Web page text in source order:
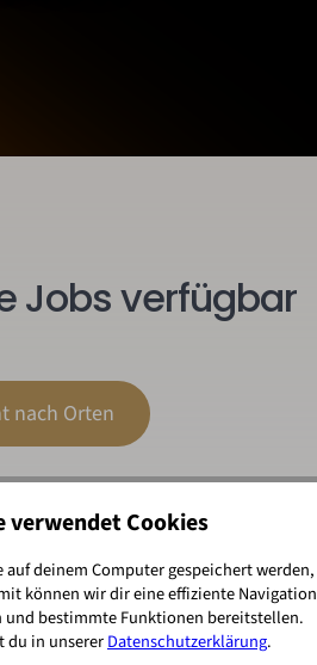
Jobs verfügbar
nach Orten
verwendet Cookies
deinem Computer gespeichert werden,
können wir dir eine effiziente Navigation
und bestimmte Funktionen bereitstellen.
du in unsererDatenschutzerklärung.